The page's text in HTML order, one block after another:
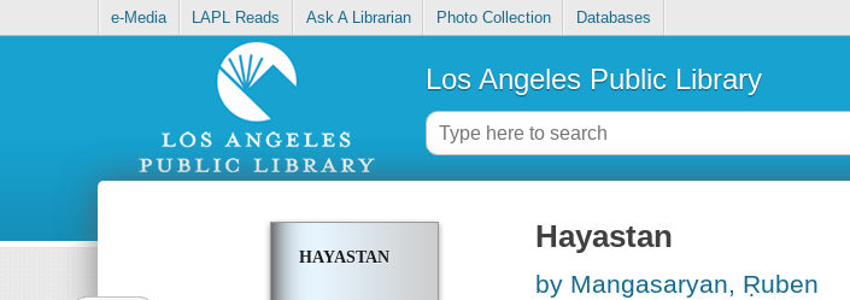
e-Media LAPL Reads Ask A Librarian Photo Collection Databases
Los Angeles Public Library
HAYASTAN
Hayastan
by Mangasaryan, Ṛuben